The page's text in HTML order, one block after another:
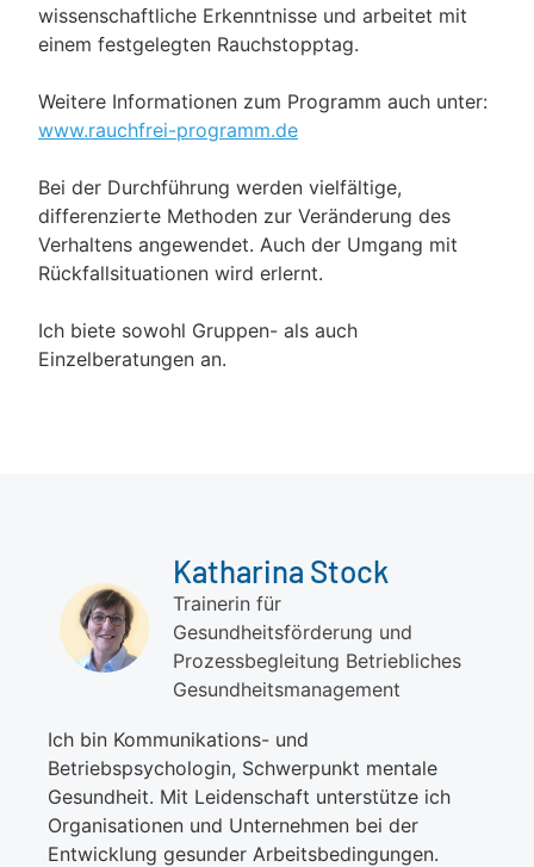
wissenschaftliche Erkenntnisse und arbeitet mit
einem festgelegten Rauchstopptag.
Weitere Informationen zum Programm auch unter:
www.rauchfrei-programm.de
Bei der Durchführung werden vielfältige,
differenzierte Methoden zur Veränderung des
Verhaltens angewendet. Auch der Umgang mit
Rückfallsituationen wird erlernt.
Ich biete sowohl Gruppen- als auch
Einzelberatungen an.
Katharina Stock
Trainerin für
Gesundheitsförderung und
Prozessbegleitung Betriebliches
Gesundheitsmanagement
Ich bin Kommunikations- und
Betriebspsychologin, Schwerpunkt mentale
Gesundheit. Mit Leidenschaft unterstütze ich
Organisationen und Unternehmen bei der
Entwicklung gesunder Arbeitsbedingungen.